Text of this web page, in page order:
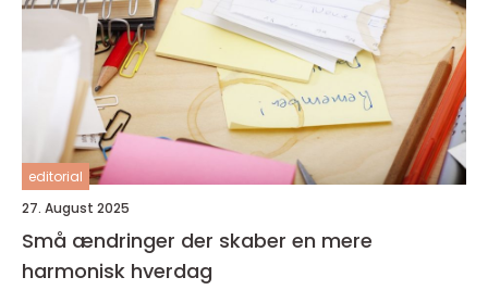
editorial
27. August 2025
Små ændringer der skaber en mere
harmonisk hverdag